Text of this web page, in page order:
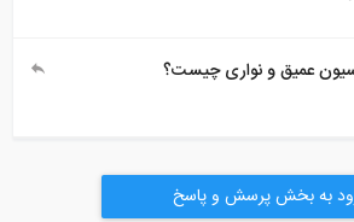
عمیق و نواری چیست؟
به بخش پرسش و پاسخ